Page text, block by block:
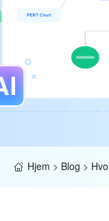
Hjem > Blog >